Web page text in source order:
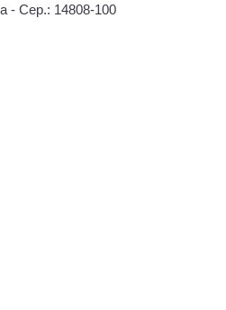
- Cep.: 14808-100